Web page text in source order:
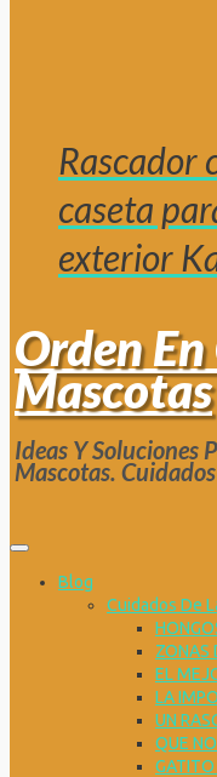
Rascador
caseta
exterior
Orden En
Mascotas
Ideas Y Soluciones
Mascotas.
Blog
Cuidados De
ZONAS
EL
LA
UN
QUE
GATITO